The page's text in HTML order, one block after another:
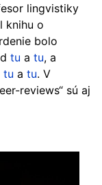
lingvistiky
knihu o
bolo
tu a tu, a
tu a tu. V
reviews“ sú aj